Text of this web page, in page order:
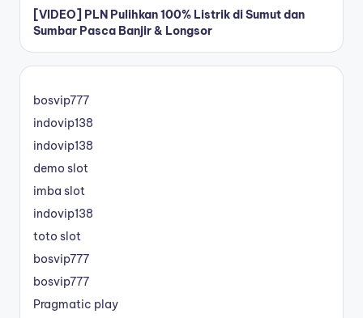
[VIDEO] PLN Pulihkan 100% Listrik di Sumut dan
Sumbar Pasca Banjir & Longsor
bosvip777
indovip138
indovip138
demo slot
imba slot
indovip138
toto slot
bosvip777
bosvip777
Pragmatic play